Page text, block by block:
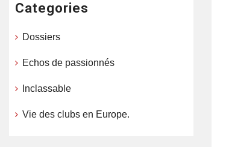
Categories
Dossiers
Echos de passionnés
Inclassable
Vie des clubs en Europe.